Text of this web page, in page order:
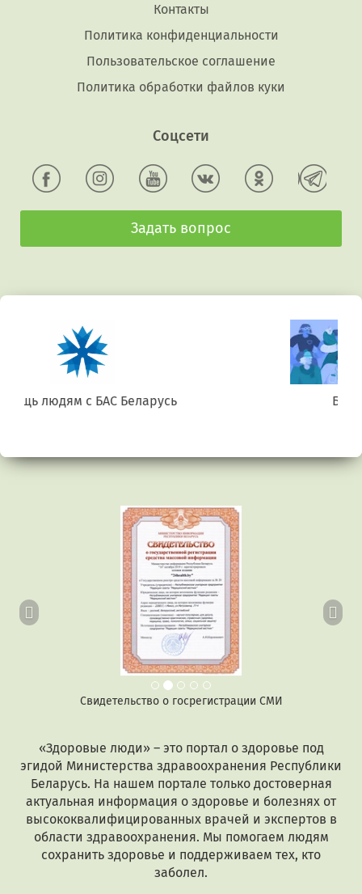
Контакты
Политика конфиденциальности
Пользовательское соглашение
Политика обработки файлов куки
Соцсети
Задать вопрос
Беларусь. Gluten free
Свидетельство о госрегистрации СМИ
Предыдущий
«Здоровые люди» – это портал о здоровье под
эгидой Министерства здравоохранения Республики
Беларусь. На нашем портале только достоверная
актуальная информация о здоровье и болезнях от
высококвалифицированных врачей и экспертов в
области здравоохранения. Мы помогаем людям
сохранить здоровье и поддерживаем тех, кто
заболел.